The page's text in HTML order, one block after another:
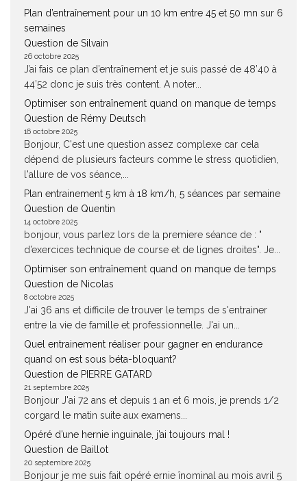
Plan d’entraînement pour un 10 km entre 45 et 50 mn sur 6
semaines
Question de Silvain
26 octobre 2025
J’ai fais ce plan d’entraînement et je suis passé de 48’40 à
44’52 donc je suis très content. A noter...
Optimiser son entraînement quand on manque de temps
Question de Rémy Deutsch
16 octobre 2025
Bonjour, C'est une question assez complexe car cela
dépend de plusieurs facteurs comme le stress quotidien,
l'allure de vos séance,...
Plan entrainement 5 km à 18 km/h, 5 séances par semaine
Question de Quentin
14 octobre 2025
bonjour, vous parlez lors de la premiere séance de : "
d’exercices technique de course et de lignes droites". Je...
Optimiser son entraînement quand on manque de temps
Question de Nicolas
8 octobre 2025
J'ai 36 ans et difficile de trouver le temps de s'entrainer
entre la vie de famille et professionnelle. J'ai un...
Quel entrainement réaliser pour gagner en endurance
quand on est sous béta-bloquant?
Question de PIERRE GATARD
21 septembre 2025
Bonjour J'ai 72 ans et depuis 1 an et 6 mois, je prends 1/2
corgard le matin suite aux examens...
Opéré d’une hernie inguinale, j’ai toujours mal !
Question de Baillot
20 septembre 2025
Bonjour je me suis fait opéré ernie înominal au mois avril 5